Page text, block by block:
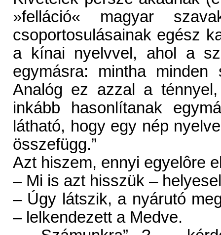
»felláció« magyar
csoportosulásainak egész
a kínai nyelvvel, ahol a
egymásra: mintha
Analóg ez azzal a
inkább hasonlítanak
látható, hogy egy nép
összefügg.”
Azt hiszem, ennyi egyelôre
– Mi is azt hisszük –
– Úgy látszik, a nyárutó
– lelkendezett a Medve.